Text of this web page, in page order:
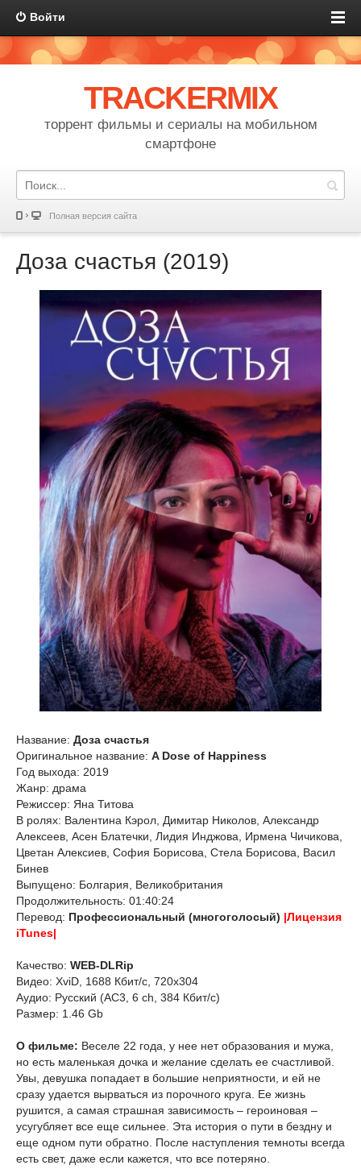
Войти
TRACKERMIX
торрент фильмы и сериалы на мобильном
смартфоне
Полная версия сайта
Доза счастья (2019)
Название: Доза счастья
Оригинальное название: A Dose of Happiness
Год выхода: 2019
Жанр: драма
Режиссер: Яна Титова
В ролях: Валентина Кэрол, Димитар Николов, Александр
Алексеев, Асен Блатечки, Лидия Инджова, Ирмена Чичикова,
Цветан Алексиев, София Борисова, Стела Борисова, Васил
Бинев
Выпущено: Болгария, Великобритания
Продолжительность: 01:40:24
Перевод: Профессиональный (многоголосый) |Лицензия
iTunes|
Качество: WEB-DLRip
Видео: XviD, 1688 Кбит/с, 720x304
Аудио: Русский (AC3, 6 ch, 384 Кбит/с)
Размер: 1.46 Gb
О фильме: Веселе 22 года, у нее нет образования и мужа,
но есть маленькая дочка и желание сделать ее счастливой.
Увы, девушка попадает в большие неприятности, и ей не
сразу удается вырваться из порочного круга. Ее жизнь
рушится, а самая страшная зависимость – героиновая –
усугубляет все еще сильнее. Эта история о пути в бездну и
еще одном пути обратно. После наступления темноты всегда
есть свет, даже если кажется, что все потеряно.